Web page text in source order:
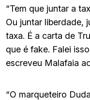
“Tem que juntar a
Ou juntar liberdade,
taxa. É a carta de
que é fake. Falei
escreveu Malafaia
“O marqueteiro